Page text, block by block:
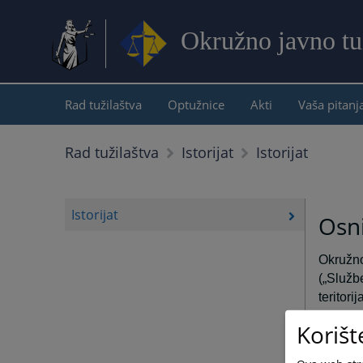
Okružno javno
Rad tužilaštva Optužnice Akti Vaša
Rad tužilaštva Istorijat Istorijat
Istorijat